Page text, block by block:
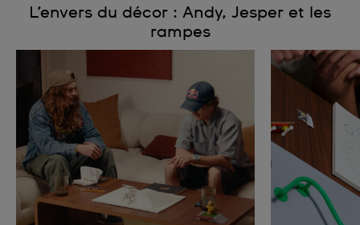
L’envers du décor : Andy, Jesper et les
rampes